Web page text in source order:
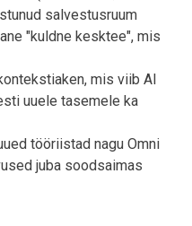
salvestusruum
"kuldne kesktee", mis
mis viib AI
uuele tasemele ka
tööriistad nagu Omni
juba soodsaimas